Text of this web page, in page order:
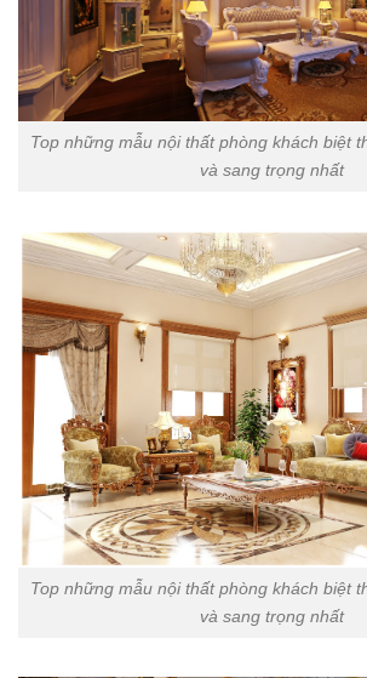
Top những mẫu nội thất phòng khách biệt
và sang trọng nhất
Top những mẫu nội thất phòng khách biệt
và sang trọng nhất